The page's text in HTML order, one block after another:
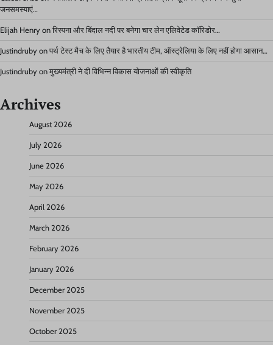
जनसमस्याएं…
Elijah Henry on रिस्पना और बिंदाल नदी पर बनेगा चार लेन एलिवेटेड कॉरिडोर…
Justindruby on पर्थ टेस्ट मैच के लिए तैयार है भारतीय टीम, ऑस्ट्रेलिया के लिए नहीं होगा आसान…
Justindruby on मुख्यमंत्री ने दी विभिन्न विकास योजनाओं की स्वीकृति
Archives
August 2026
July 2026
June 2026
May 2026
April 2026
March 2026
February 2026
January 2026
December 2025
November 2025
October 2025